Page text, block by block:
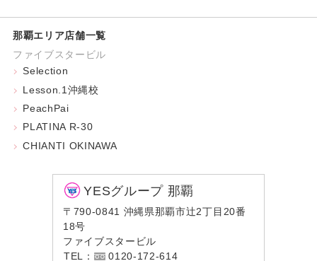
那覇エリア店舗一覧
ファイブスタービル
Selection
Lesson.1沖縄校
PeachPai
PLATINA R-30
CHIANTI OKINAWA
YESグループ 那覇
〒790-0841 沖縄県那覇市辻2丁目20番
18号
ファイブスタービル
TEL：
0120-172-614